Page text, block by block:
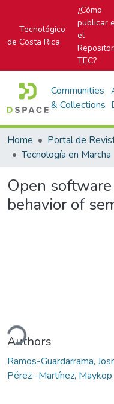
Tecnológico
de Costa Rica
¿Cómo
publicar
el
TEC?
Communities
& Collections
Home
Tecnología en Marcha
Open
behavior of
Authors
Ramos-Guardarrama,
Pérez -Martínez, Maykop